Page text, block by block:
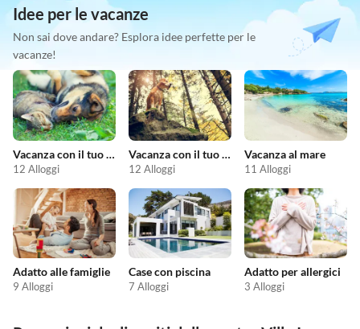
Idee per le vacanze
Non sai dove andare? Esplora idee perfette per le
vacanze!
Vacanza con il tuo animale domestico
12 Alloggi
Vacanza con il tuo cane
12 Alloggi
Vacanza al mare
11 Alloggi
Adatto alle famiglie
9 Alloggi
Case con piscina
7 Alloggi
Adatto per allergici
3 Alloggi